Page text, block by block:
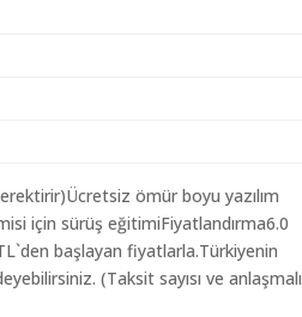
ömür boyu yazılım
için sürüş eğitimiFiyatlandırma6.0
başlayan fiyatlarla.Türkiyenin
(Taksit sayısı ve anlaşmalı